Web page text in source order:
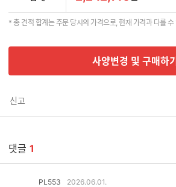
* 총 견적 합계는 주문 당시의 가격으로, 현재 가격과 다를 수
사양변경 및 구매하기
신고
댓글 1
PL553 2026.06.01.